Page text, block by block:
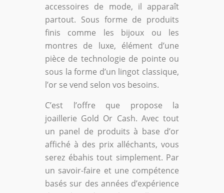
accessoires de mode, il apparaît
partout. Sous forme de produits
finis comme les bijoux ou les
montres de luxe, élément d’une
pièce de technologie de pointe ou
sous la forme d’un lingot classique,
l’or se vend selon vos besoins.
C’est l’offre que propose la
joaillerie Gold Or Cash. Avec tout
un panel de produits à base d’or
affiché à des prix alléchants, vous
serez ébahis tout simplement. Par
un savoir-faire et une compétence
basés sur des années d’expérience